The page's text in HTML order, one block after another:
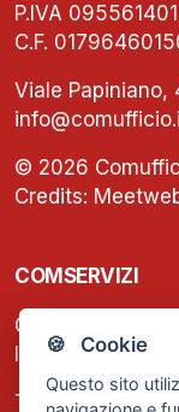
🍪 Cookie
Questo sito
P.IVA
C.F.
Viale Papiniano,
© 2026
Credits:
COMSERVIZI
C.F. e P.IVA:
Iscrizione REA
Tel. +39 02